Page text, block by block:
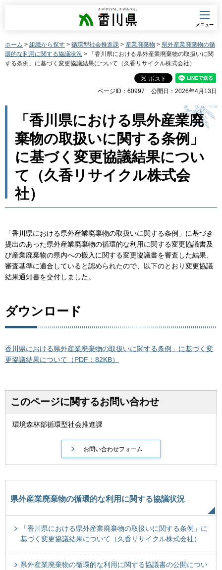
香川県
メニュー
ホーム > 組織から探す > 循環型社会推進課 > 産業廃棄物 > 県外産業廃棄物の循
環的な利用に関する協議状況 > 「香川県における県外産業廃棄物の取扱いに関
する条例」に基づく変更協議結果について（久香リサイクル株式会社）
ページID：60997 公開日：2026年4月13日
「香川県における県外産業廃
棄物の取扱いに関する条例」
に基づく変更協議結果につい
て（久香リサイクル株式会
社）
「香川県における県外産業廃棄物の取扱いに関する条例」に基づき
提出のあった県外産業廃棄物の循環的な利用に関する変更協議書及
び産業廃棄物の県内への搬入に関する変更協議書を審査した結果、
審査基準に適合していると認められたので、以下のとおり変更協議
結果通知書を交付しました。
ダウンロード
香川県における県外産業廃棄物の取扱いに関する条例」に基づく変
更協議結果について（PDF：82KB）
このページに関するお問い合わせ
環境森林部循環型社会推進課
県外産業廃棄物の循環的な利用に関する協議状況
「香川県における県外産業廃棄物の取扱いに関する条例」に
基づく変更協議結果について（久香リサイクル株式会社）
県外産業廃棄物の循環的な利用に関する協議書の公開につい